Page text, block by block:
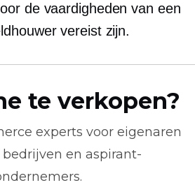
de vaardigheden van een
vereist zijn.
te verkopen?
experts voor eigenaren
en aspirant-